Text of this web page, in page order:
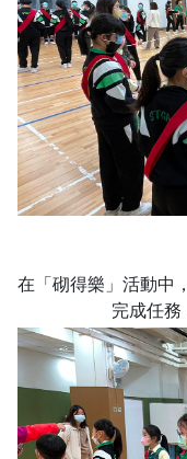
在「砌得樂」活動中
完成任務